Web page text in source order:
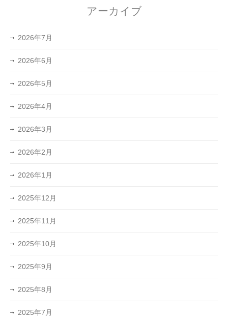
アーカイブ
2026年7月
2026年6月
2026年5月
2026年4月
2026年3月
2026年2月
2026年1月
2025年12月
2025年11月
2025年10月
2025年9月
2025年8月
2025年7月